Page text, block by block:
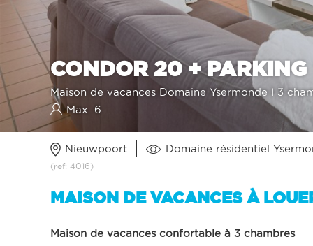
CONDOR 20 + PARKING
Maison de vacances Domaine Ysermonde I 3
Max. 6
Nieuwpoort Domaine résidentiel
(ref: 4016)
MAISON DE VACANCES À
Maison de vacances confortable à 3 chambres